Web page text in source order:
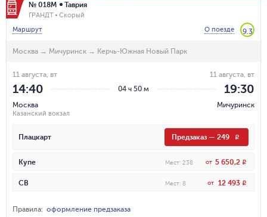
№ 018М Таврия
ГРАНДТ
Скорый
Маршрут
О поезде 9.3
Москва → Мичуринск → Керчь-Южная Новый Парк
04 ч 50 м
11 августа, вт
14:40
Москва
Казанский вокзал
11 августа, вт
19:30
Мичуринск
Плацкарт Предзаказ — 249 R
Купе Мест: 238 от 5 650,2 R
СВ Мест: 8 от 12 493 R
Правила: оформление предзаказа